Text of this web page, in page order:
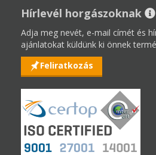
Hírlevél horgászoknak
Adja meg nevét, e-mail címét és
ajánlatokat küldünk ki önnek
Feliratkozás